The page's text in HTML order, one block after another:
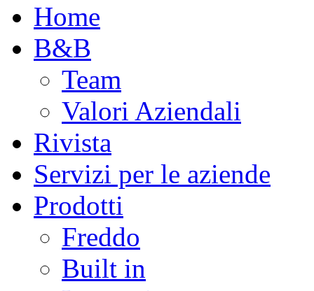
Home
B&B
Team
Valori Aziendali
Rivista
Servizi per le aziende
Prodotti
Freddo
Built in